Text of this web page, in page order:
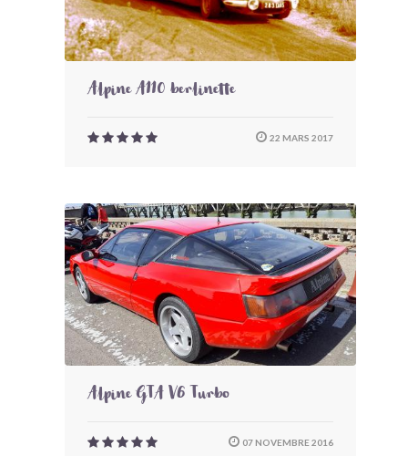
Alpine A110 berlinette
22 MARS 2017
Alpine GTA V6 Turbo
07 NOVEMBRE 2016